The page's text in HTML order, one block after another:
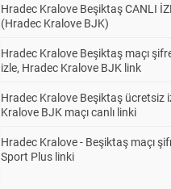
Hradec Kralove Beşiktaş CANLI
(Hradec Kralove BJK)
Hradec Kralove Beşiktaş maçı
izle, Hradec Kralove BJK link
Hradec Kralove Beşiktaş ücretsiz
Kralove BJK maçı canlı linki
Hradec Kralove - Beşiktaş maçı
Sport Plus linki